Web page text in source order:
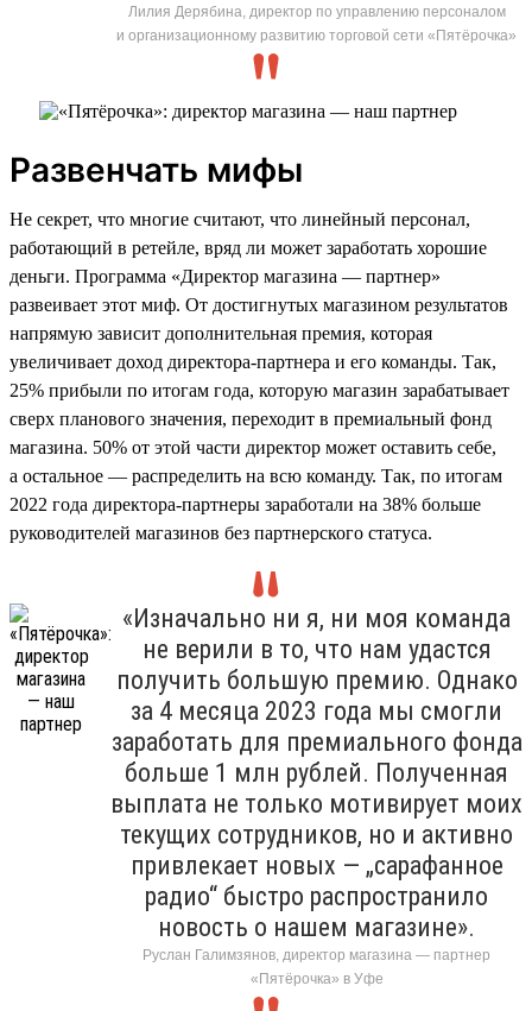
Лилия Дерябина, директор по управлению персоналом
и организационному развитию торговой сети «Пятёрочка»
Развенчать мифы
Не секрет, что многие считают, что линейный персонал,
работающий в ретейле, вряд ли может заработать хорошие
деньги. Программа «Директор магазина — партнер»
развеивает этот миф. От достигнутых магазином результатов
напрямую зависит дополнительная премия, которая
увеличивает доход директора-партнера и его команды. Так,
25% прибыли по итогам года, которую магазин зарабатывает
сверх планового значения, переходит в премиальный фонд
магазина. 50% от этой части директор может оставить себе,
а остальное — распределить на всю команду. Так, по итогам
2022 года директора-партнеры заработали на 38% больше
руководителей магазинов без партнерского статуса.
«Изначально ни я, ни моя команда
не верили в то, что нам удастся
получить большую премию. Однако
за 4 месяца 2023 года мы смогли
заработать для премиального фонда
больше 1 млн рублей. Полученная
выплата не только мотивирует моих
текущих сотрудников, но и активно
привлекает новых — „сарафанное
радио“ быстро распространило
новость о нашем магазине».
Руслан Галимзянов, директор магазина — партнер
«Пятёрочка» в Уфе